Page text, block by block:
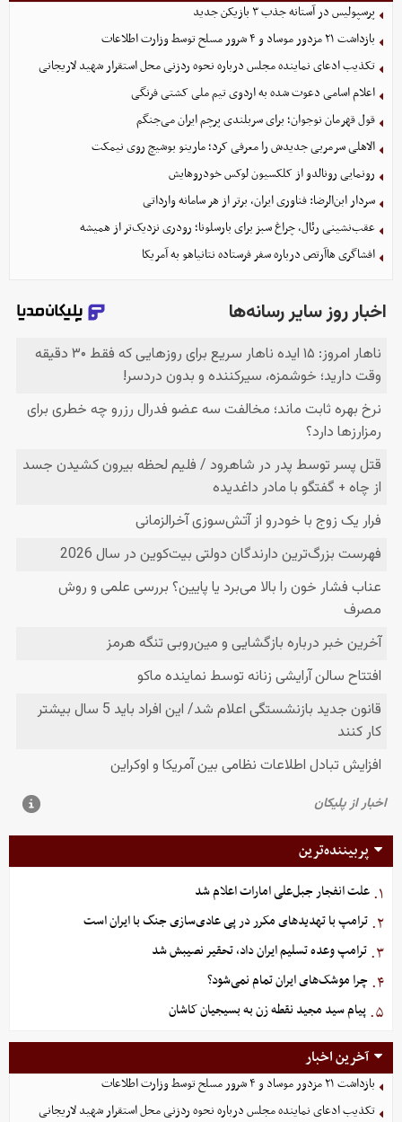
پرسپولیس در آستانه جذب ۳ بازیکن جدید
بازداشت ۲۱ مزدور موساد و ۴ شرور مسلح توسط وزارت اطلاعات
تکذیب ادعای نماینده مجلس درباره نحوه ردزنی محل استقرار شهید لاریجانی
اعلام اسامی دعوت شده به اردوی تیم ملی کشتی فرنگی
قول قهرمان نوجوان؛ برای سربلندی پرچم ایران می‌جنگم
الاهلی سرمربی جدیدش را معرفی کرد؛ مارینو بوشیچ روی نیمکت
رونمایی رونالدو از کلکسیون لوکس خودروهایش
سردار ابن‌الرضا: فناوری ایران، برتر از هر سامانه وارداتی
عقب‌نشینی رئال، چراغ سبز برای بارسلونا؛ رودری نزدیک‌تر از همیشه
افشاگری هاآرتص درباره سفر فرستاده نتانیاهو به آمریکا
پربیننده‌ترین
۱. علت انفجار جبل‌علی امارات اعلام شد
۲. ترامپ با تهدیدهای مکرر در پی عادی‌سازی جنگ با ایران است
۳. ترامپ وعده تسلیم ایران داد، تحقیر نصیبش شد
۴. چرا موشک‌های ایران تمام نمی‌شود؟
۵. پیام سید مجید نقطه زن به بسیجیان کاشان
آخرین اخبار
بازداشت ۲۱ مزدور موساد و ۴ شرور مسلح توسط وزارت اطلاعات
تکذیب ادعای نماینده مجلس درباره نحوه ردزنی محل استقرار شهید لاریجانی